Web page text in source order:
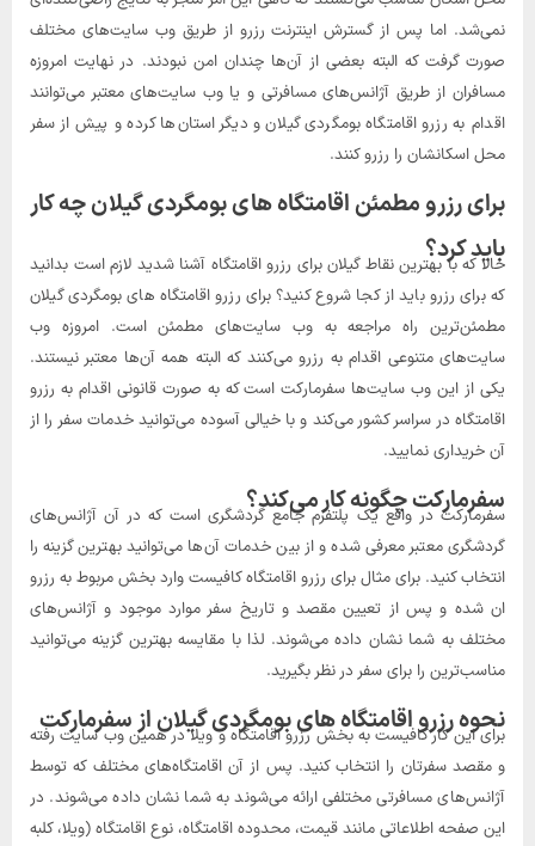
نمی‌شد. اما پس از گسترش اینترنت رزرو از طریق وب سایت‌های مختلف
صورت گرفت که البته بعضی از آن‌ها چندان امن نبودند. در نهایت امروزه
مسافران از طریق آژانس‌های مسافرتی و یا وب سایت‌های معتبر می‌توانند
اقدام به رزرو اقامتگاه بومگردی گیلان و دیگر استان‌ها کرده و پیش از سفر
محل اسکانشان را رزرو کنند.
برای رزرو مطمئن اقامتگاه های بومگردی گیلان چه کار
باید کرد؟
حالا که با بهترین نقاط گیلان برای رزرو اقامتگاه آشنا شدید لازم است بدانید
که برای رزرو باید از کجا شروع کنید؟ برای رزرو اقامتگاه های بومگردی گیلان
مطمئن‌ترین راه مراجعه به وب سایت‌های مطمئن است. امروزه وب
سایت‌های متنوعی اقدام به رزرو می‌کنند که البته همه آن‌ها معتبر نیستند.
یکی از این وب سایت‌ها سفرمارکت است که به صورت قانونی اقدام به رزرو
اقامتگاه در سراسر کشور می‌کند و با خیالی آسوده می‌توانید خدمات سفر را از
آن خریداری نمایید.
سفرمارکت چگونه کار می‌کند؟
سفرمارکت در واقع یک پلتفرم جامع گردشگری است که در آن آژانس‌های
گردشگری معتبر معرفی شده و از بین خدمات آن‌ها می‌توانید بهترین گزینه را
انتخاب کنید. برای مثال برای رزرو اقامتگاه کافیست وارد بخش مربوط به رزرو
ان شده و پس از تعیین مقصد و تاریخ سفر موارد موجود و آژانس‌های
مختلف به شما نشان داده می‌شوند. لذا با مقایسه بهترین گزینه می‌توانید
مناسب‌ترین را برای سفر در نظر بگیرید.
نحوه رزرو اقامتگاه های بومگردی گیلان از سفرمارکت
برای این کار کافیست به بخش رزرو اقامتگاه و ویلا در همین وب سایت رفته
و مقصد سفرتان را انتخاب کنید. پس از آن اقامتگاه‌های مختلف که توسط
آژانس‌های مسافرتی مختلفی ارائه می‌شوند به شما نشان داده می‌شوند. در
این صفحه اطلاعاتی مانند قیمت، محدوده اقامتگاه، نوع اقامتگاه (ویلا، کلبه